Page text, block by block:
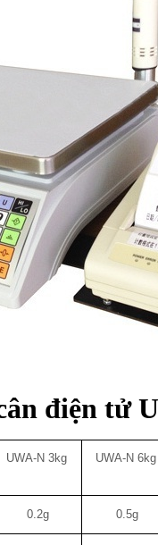
điện tử
UWA-N 3kg UWA-N 6kg
0.2g 0.5g